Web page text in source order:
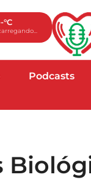
°C
Podcasts